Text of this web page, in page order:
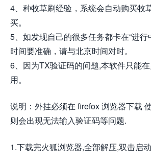
4、种牧草刷经验，系统会自动购买牧
买。
5、如发现自己的很多任务都卡在“进
时间要准确，请与北京时间对时。
6、因为TX验证码的问题,本软件只能
用。
说明：外挂必须在 firefox 浏览器下载
则会出现无法输入验证码等问题.
1.下载完火狐浏览器,全部解压,双击启